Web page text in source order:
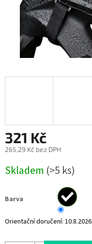
321 Kč
265,29 Kč bez DPH
cena:
Skladem (>5 ks)
Barva
Orientační doručení: 10.8.2026